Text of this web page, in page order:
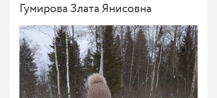
Гумирова Злата Янисовна